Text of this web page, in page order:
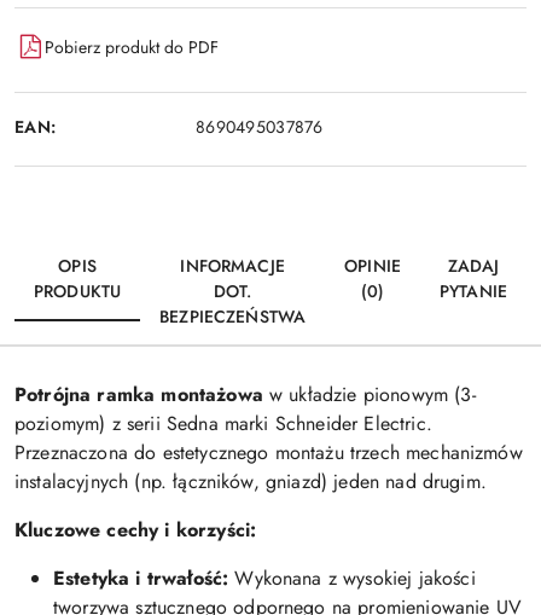
Pobierz produkt do PDF
EAN: 8690495037876
OPIS
PRODUKTU
INFORMACJE
DOT.
BEZPIECZEŃSTWA
OPINIE
(0)
ZADAJ
PYTANIE
Potrójna ramka montażowa w układzie pionowym (3-
poziomym) z serii Sedna marki Schneider Electric.
Przeznaczona do estetycznego montażu trzech mechanizmów
instalacyjnych (np. łączników, gniazd) jeden nad drugim.
Kluczowe cechy i korzyści:
Estetyka i trwałość: Wykonana z wysokiej jakości
tworzywa sztucznego odpornego na promieniowanie UV